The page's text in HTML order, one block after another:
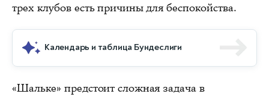
трех клубов есть причины для беспокойства.
Календарь и таблица Бундеслиги
«Шальке» предстоит сложная задача в